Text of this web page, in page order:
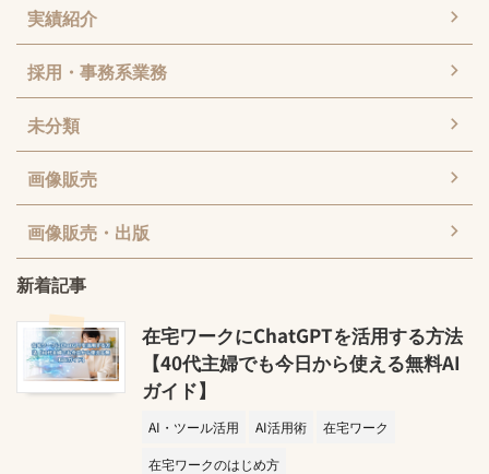
実績紹介
採用・事務系業務
未分類
画像販売
画像販売・出版
新着記事
在宅ワークにChatGPTを活用する方法
【40代主婦でも今日から使える無料AI
ガイド】
AI・ツール活用 AI活用術
在宅ワーク
在宅ワークのはじめ方